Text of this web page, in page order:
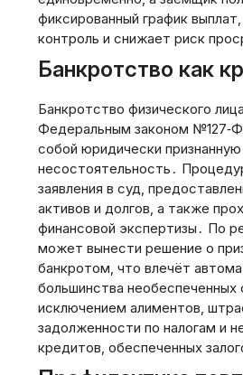
фиксированный график
контроль и снижает риск
Банкротство как
Банкротство физического
Федеральным законом
собой юридически признанную
несостоятельность․
заявления в суд‚
активов и долгов‚ а также
финансовой экспертизы․ По
может вынести решение о
банкротом‚ что влечёт
большинства необеспеченных
исключением алиментов‚
задолженности по налогам и
кредитов‚ обеспеченных